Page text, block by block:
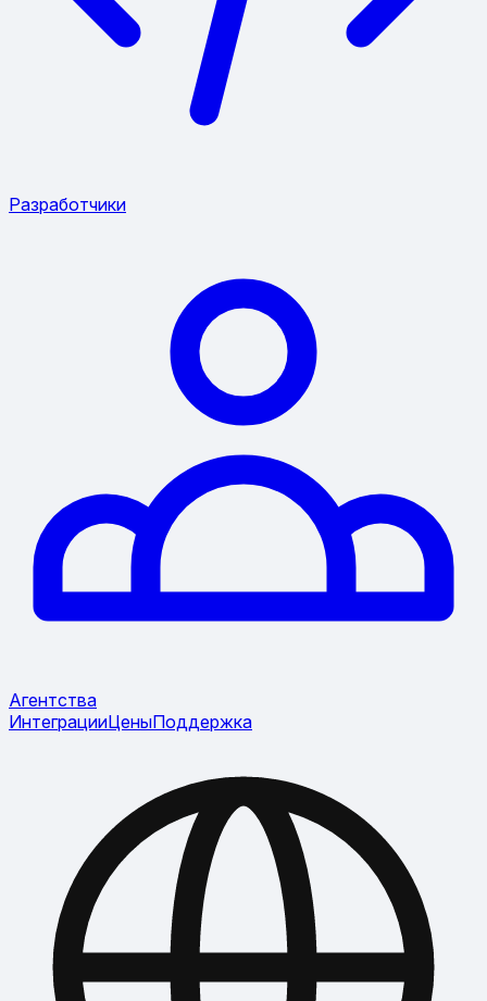
Разработчики
Агентства
ИнтеграцииЦеныПоддержка